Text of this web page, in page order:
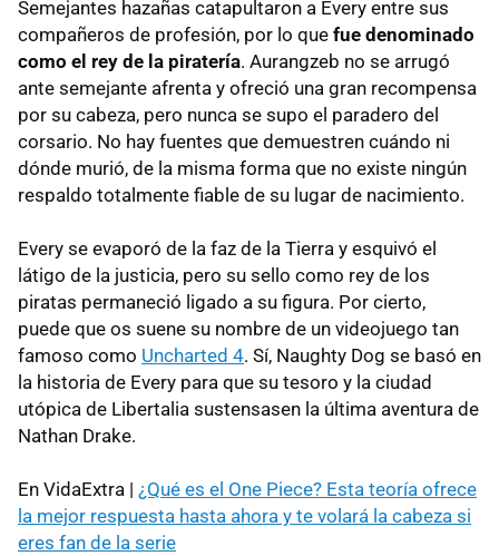
Semejantes hazañas catapultaron a Every entre sus
compañeros de profesión, por lo que fue denominado
como el rey de la piratería. Aurangzeb no se arrugó
ante semejante afrenta y ofreció una gran recompensa
por su cabeza, pero nunca se supo el paradero del
corsario. No hay fuentes que demuestren cuándo ni
dónde murió, de la misma forma que no existe ningún
respaldo totalmente fiable de su lugar de nacimiento.
Every se evaporó de la faz de la Tierra y esquivó el
látigo de la justicia, pero su sello como rey de los
piratas permaneció ligado a su figura. Por cierto,
puede que os suene su nombre de un videojuego tan
famoso como Uncharted 4. Sí, Naughty Dog se basó en
la historia de Every para que su tesoro y la ciudad
utópica de Libertalia sustensasen la última aventura de
Nathan Drake.
En VidaExtra | ¿Qué es el One Piece? Esta teoría ofrece
la mejor respuesta hasta ahora y te volará la cabeza si
eres fan de la serie